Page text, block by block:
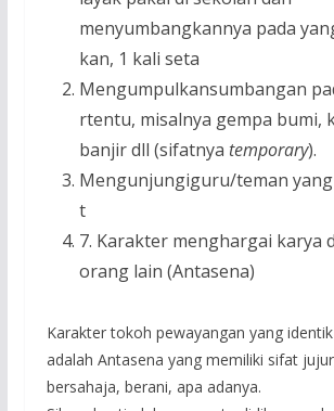
menyumbangkannya pada
kan, 1 kali seta
Mengumpulkansumbangan
rtentu, misalnya gempa bumi,
banjir dll (sifatnya temporary).
Mengunjungiguru/teman yang
t
7. Karakter menghargai karya
orang lain (Antasena)
Karakter tokoh pewayangan yang
adalah Antasena yang memiliki sifat
bersahaja, berani, apa adanya.